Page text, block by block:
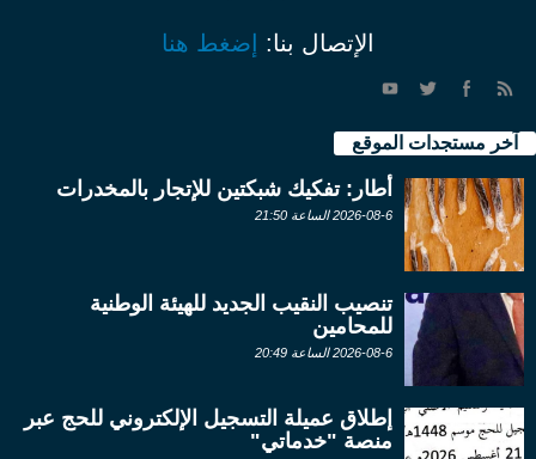
الإتصال بنا: إضغط هنا
آخر مستجدات الموقع
أطار: تفكيك شبكتين للإتجار بالمخدرات
2026-08-6 الساعة 21:50
تنصيب النقيب الجديد للهيئة الوطنية
للمحامين
2026-08-6 الساعة 20:49
إطلاق عميلة التسجيل الإلكتروني للحج عبر
منصة "خدماتي"